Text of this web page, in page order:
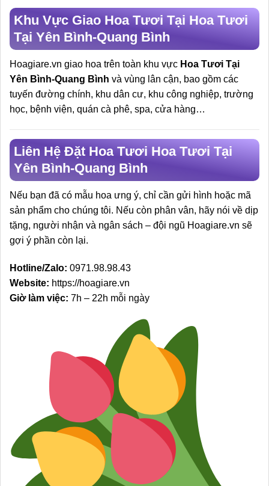
Khu Vực Giao Hoa Tươi Tại Hoa Tươi
Tại Yên Bình-Quang Bình
Hoagiare.vn giao hoa trên toàn khu vực Hoa Tươi Tại
Yên Bình-Quang Bình và vùng lân cận, bao gồm các
tuyến đường chính, khu dân cư, khu công nghiệp, trường
học, bệnh viện, quán cà phê, spa, cửa hàng…
Liên Hệ Đặt Hoa Tươi Hoa Tươi Tại
Yên Bình-Quang Bình
Nếu bạn đã có mẫu hoa ưng ý, chỉ cần gửi hình hoặc mã
sản phẩm cho chúng tôi. Nếu còn phân vân, hãy nói về dịp
tặng, người nhận và ngân sách – đội ngũ Hoagiare.vn sẽ
gợi ý phần còn lại.
Hotline/Zalo: 0971.98.98.43
Website: https://hoagiare.vn
Giờ làm việc: 7h – 22h mỗi ngày